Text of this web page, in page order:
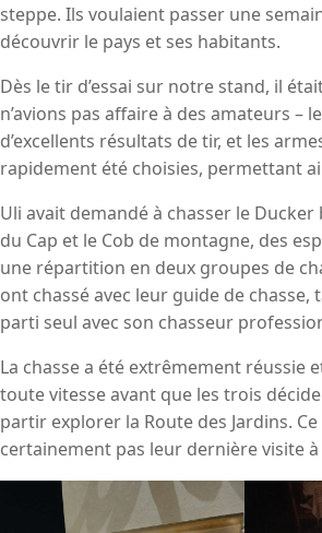
steppe. Ils voulaient passer une
découvrir le pays et ses habitants.
Dès le tir d’essai sur notre stand, il
n’avions pas affaire à des amateurs –
d’excellents résultats de tir, et les
rapidement été choisies, permettant
Uli avait demandé à chasser le
du Cap et le Cob de montagne, des
une répartition en deux groupes de
ont chassé avec leur guide de chasse,
parti seul avec son chasseur
La chasse a été extrêmement réussie
toute vitesse avant que les trois
partir explorer la Route des Jardins. Ce
certainement pas leur dernière visite à